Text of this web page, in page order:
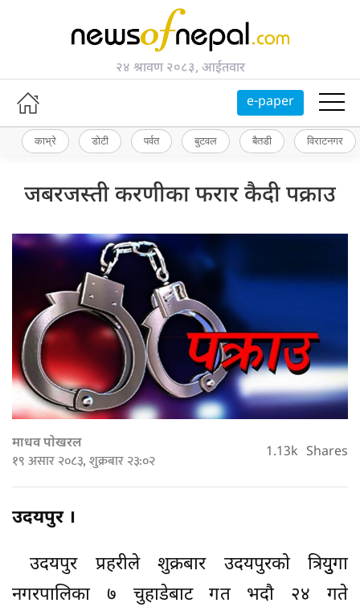
२४ श्रावण २०८३, आईतवार
e-paper
काभ्रे डोटी पर्वत बुटवल बैतडी विराटनगर
जबरजस्ती करणीका फरार कैदी पक्राउ
माधव पाेखरल
१९ असार २०८३, शुक्रबार २३:०२ 1.13k Shares
उदयपुर ।
उदयपुर प्रहरीले शुक्रबार उदयपुरकाे त्रियुुगा
नगरपालिका ७ चुहाडेबाट गत भदाै २४ गते